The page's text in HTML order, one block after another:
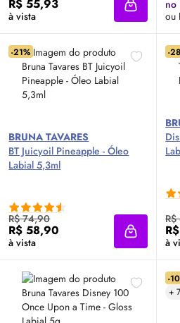
R$ 55,93
à vista Adicionar
no
ou
-21%
BRUNA TAVARES
BT Juicyoil Pineapple - Óleo
Labial 5,3ml
R$ 74,90
R$ 58,90
à vista Adicionar
-
à
-
+